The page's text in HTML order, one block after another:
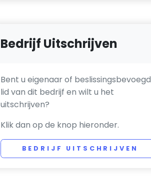
Bedrijf Uitschrijven
Bent u eigenaar of beslissingsbevoegd
lid van dit bedrijf en wilt u het
uitschrijven?
Klik dan op de knop hieronder.
BEDRIJF UITSCHRIJVEN